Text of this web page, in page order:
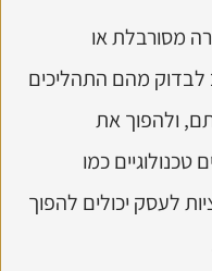
מסורבלת או
לבדוק מהם התהליכים
ולהפוך את
טכנולוגיים כמו
לעסק יכולים להפוך